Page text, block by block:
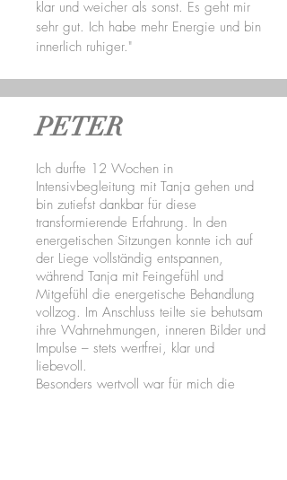
klar und weicher als sonst. Es geht mir
sehr gut. Ich habe mehr Energie und bin
innerlich ruhiger."
PETER
Ich durfte 12 Wochen in
Intensivbegleitung mit Tanja gehen und
bin zutiefst dankbar für diese
transformierende Erfahrung. In den
energetischen Sitzungen konnte ich auf
der Liege vollständig entspannen,
während Tanja mit Feingefühl und
Mitgefühl die energetische Behandlung
vollzog. Im Anschluss teilte sie behutsam
ihre Wahrnehmungen, inneren Bilder und
Impulse – stets wertfrei, klar und
liebevoll.
Besonders wertvoll war für mich die